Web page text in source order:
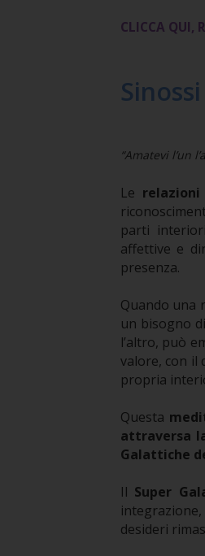
CLICCA QUI,
Sinossi
“Amatevi l’un
Le
parti
affettive e
presenza.
Quando una
un bisogno
l’altro, può
valore, con il
propria
Questa
attraversa
Galattiche
Il Super
desideri